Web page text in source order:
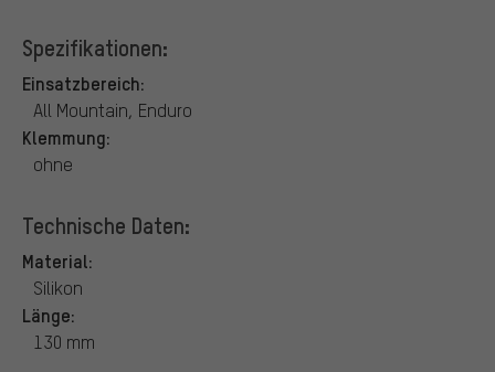
Spezifikationen:
Einsatzbereich:
All Mountain, Enduro
Klemmung:
ohne
Technische Daten:
Material:
Silikon
Länge:
130 mm